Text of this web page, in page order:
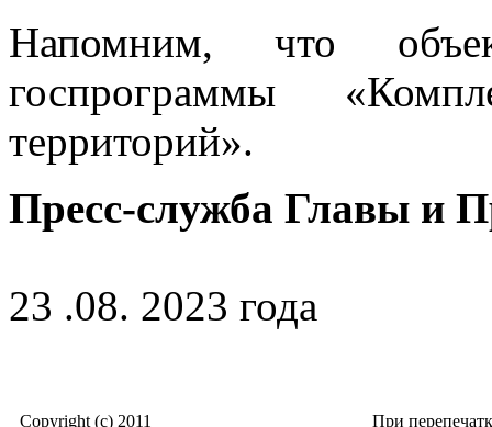
Напомним, что
госпрограммы
территорий».
Пресс-служба Главы и
23 .08. 2023 года
Copyright (c) 2011 При